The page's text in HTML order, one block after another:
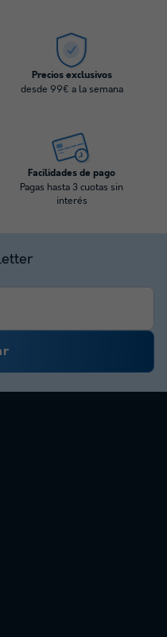
Precios exclusivos
desde 99€ a la semana
Facilidades de pago
Pagas hasta 3 cuotas sin
interés